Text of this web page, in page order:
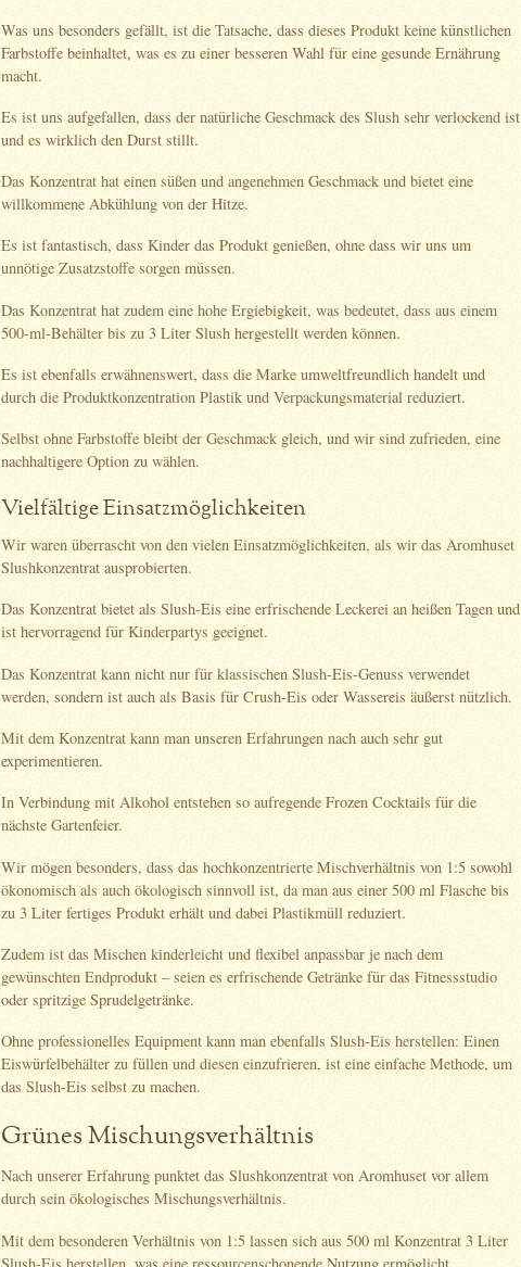
Was uns besonders gefällt, ist die Tatsache, dass dieses Produkt keine künstlichen
Farbstoffe beinhaltet, was es zu einer besseren Wahl für eine gesunde Ernährung
macht.
Es ist uns aufgefallen, dass der natürliche Geschmack des Slush sehr verlockend ist
und es wirklich den Durst stillt.
Das Konzentrat hat einen süßen und angenehmen Geschmack und bietet eine
willkommene Abkühlung von der Hitze.
Es ist fantastisch, dass Kinder das Produkt genießen, ohne dass wir uns um
unnötige Zusatzstoffe sorgen müssen.
Das Konzentrat hat zudem eine hohe Ergiebigkeit, was bedeutet, dass aus einem
500-ml-Behälter bis zu 3 Liter Slush hergestellt werden können.
Es ist ebenfalls erwähnenswert, dass die Marke umweltfreundlich handelt und
durch die Produktkonzentration Plastik und Verpackungsmaterial reduziert.
Selbst ohne Farbstoffe bleibt der Geschmack gleich, und wir sind zufrieden, eine
nachhaltigere Option zu wählen.
Vielfältige Einsatzmöglichkeiten
Wir waren überrascht von den vielen Einsatzmöglichkeiten, als wir das Aromhuset
Slushkonzentrat ausprobierten.
Das Konzentrat bietet als Slush-Eis eine erfrischende Leckerei an heißen Tagen und
ist hervorragend für Kinderpartys geeignet.
Das Konzentrat kann nicht nur für klassischen Slush-Eis-Genuss verwendet
werden, sondern ist auch als Basis für Crush-Eis oder Wassereis äußerst nützlich.
Mit dem Konzentrat kann man unseren Erfahrungen nach auch sehr gut
experimentieren.
In Verbindung mit Alkohol entstehen so aufregende Frozen Cocktails für die
nächste Gartenfeier.
Wir mögen besonders, dass das hochkonzentrierte Mischverhältnis von 1:5 sowohl
ökonomisch als auch ökologisch sinnvoll ist, da man aus einer 500 ml Flasche bis
zu 3 Liter fertiges Produkt erhält und dabei Plastikmüll reduziert.
Zudem ist das Mischen kinderleicht und flexibel anpassbar je nach dem
gewünschten Endprodukt – seien es erfrischende Getränke für das Fitnessstudio
oder spritzige Sprudelgetränke.
Ohne professionelles Equipment kann man ebenfalls Slush-Eis herstellen: Einen
Eiswürfelbehälter zu füllen und diesen einzufrieren, ist eine einfache Methode, um
das Slush-Eis selbst zu machen.
Grünes Mischungsverhältnis
Nach unserer Erfahrung punktet das Slushkonzentrat von Aromhuset vor allem
durch sein ökologisches Mischungsverhältnis.
Mit dem besonderen Verhältnis von 1:5 lassen sich aus 500 ml Konzentrat 3 Liter
Slush-Eis herstellen, was eine ressourcenschonende Nutzung ermöglicht.